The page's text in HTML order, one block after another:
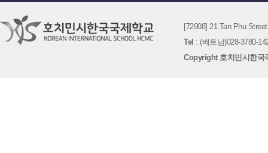
[72908] 21 Tan Phu
Tel : (베트남)028-3780-
Copyright 호치민시한국